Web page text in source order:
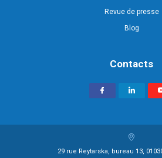
Revue de presse
Blog
Contacts
29 rue Reytarska, bureau 13,